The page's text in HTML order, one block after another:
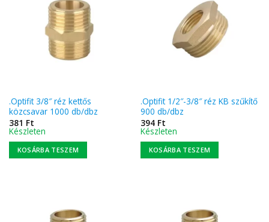
.Optifit 3/8″ réz kettős
közcsavar 1000 db/dbz
381 Ft
Készleten
KOSÁRBA TESZEM
.Optifit 1/2″-3/8″ réz KB szűkítő
900 db/dbz
394 Ft
Készleten
KOSÁRBA TESZEM